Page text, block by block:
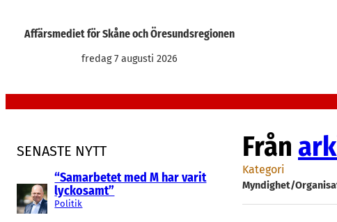
Affärsmediet för Skåne och Öresundsregionen
fredag 7 augusti 2026
SENASTE NYTT
“Samarbetet med M har varit
lyckosamt”
Politik
Från
Kategori
Myndighet/